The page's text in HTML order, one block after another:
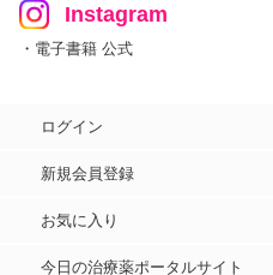
Instagram
・電子書籍 公式
ログイン
新規会員登録
お気に入り
今日の治療薬ポータルサイト